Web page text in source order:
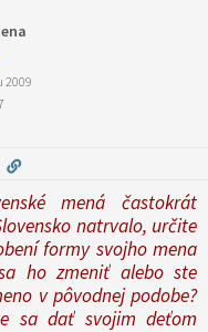
2009
mená častokrát
natrvalo, určite
formy svojho mena
ho zmeniť alebo ste
v pôvodnej podobe?
sa dať svojim deťom